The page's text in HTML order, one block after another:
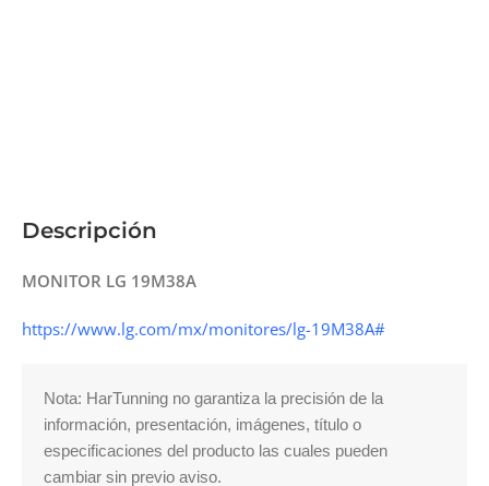
Descripción
MONITOR LG 19M38A
https://www.lg.com/mx/monitores/lg-19M38A#
Nota: HarTunning no garantiza la precisión de la
información, presentación, imágenes, título o
especificaciones del producto las cuales pueden
cambiar sin previo aviso.